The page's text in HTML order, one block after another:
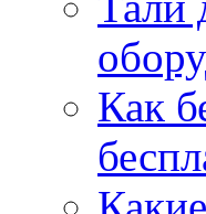
Как